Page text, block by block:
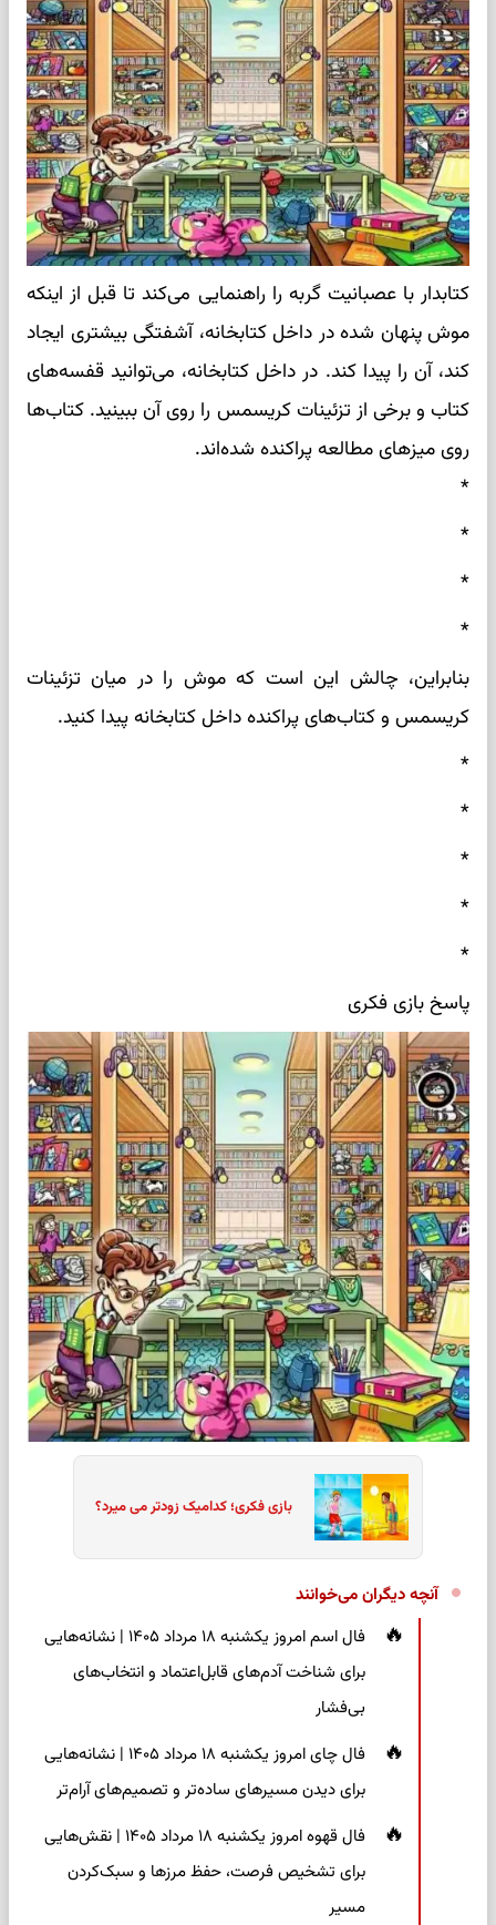
کتابدار با عصبانیت گربه را راهنمایی می‌کند تا قبل از اینکه
موش پنهان شده در داخل کتابخانه، آشفتگی بیشتری ایجاد
کند، آن را پیدا کند. در داخل کتابخانه، می‌توانید قفسه‌های
کتاب و برخی از تزئینات کریسمس را روی آن ببینید. کتاب‌ها
روی میزهای مطالعه پراکنده شده‌اند.
*
*
*
*
بنابراین، چالش این است که موش را در میان تزئینات
کریسمس و کتاب‌های پراکنده داخل کتابخانه پیدا کنید.
*
*
*
*
*
پاسخ بازی فکری
بازی فکری؛ کدامیک زودتر می میرد؟
آنچه دیگران می‌خوانند
فال اسم امروز یکشنبه ۱۸ مرداد ۱۴۰۵ | نشانه‌هایی
برای شناخت آدم‌های قابل‌اعتماد و انتخاب‌های
بی‌فشار
فال چای امروز یکشنبه ۱۸ مرداد ۱۴۰۵ | نشانه‌هایی
برای دیدن مسیرهای ساده‌تر و تصمیم‌های آرام‌تر
فال قهوه امروز یکشنبه ۱۸ مرداد ۱۴۰۵ | نقش‌هایی
برای تشخیص فرصت، حفظ مرزها و سبک‌کردن
مسیر